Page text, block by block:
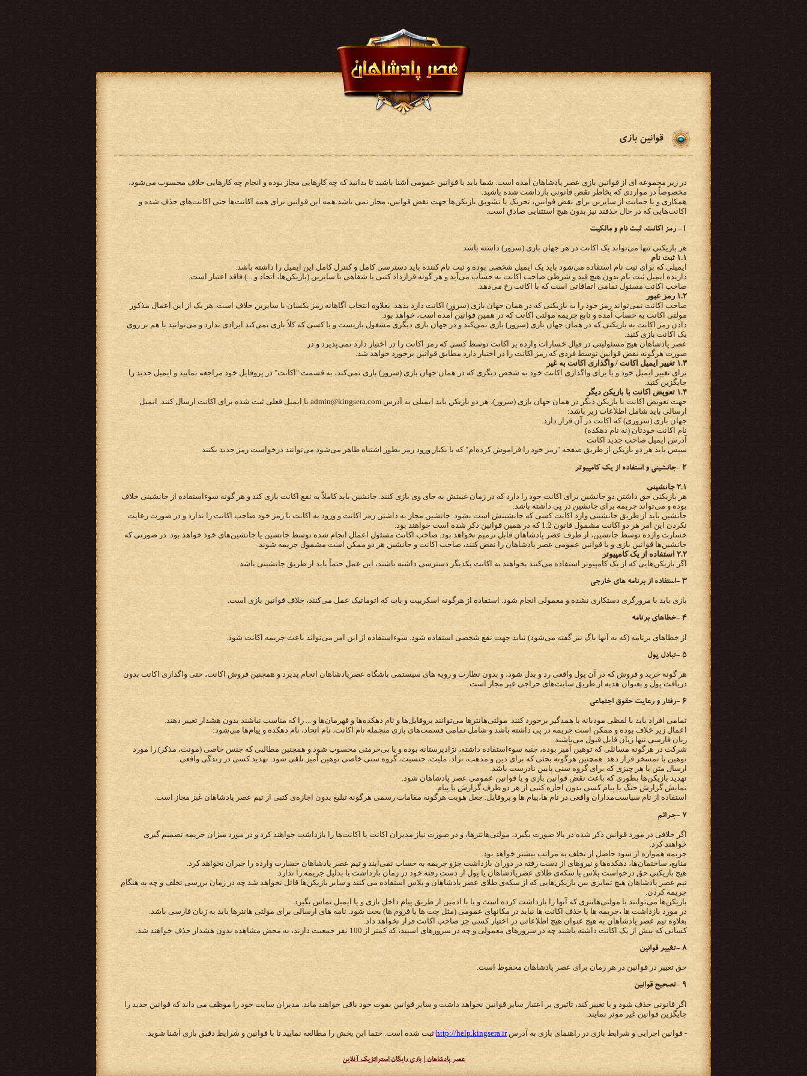
قوانین بازی
در زیر مجموعه ای از قوانین بازی عصر پادشاهان آمده است. شما باید با قوانین عمومی آشنا باشید تا بدانید که چه کارهایی مجاز بوده و انجام چه کارهایی خلاف محسوب می‌شود،
مخصوصاً در مواردی که بخاطر نقض قانونی بازداشت شده باشید.
همکاری و یا حمایت از سایرین برای نقض قوانین، تحریک یا تشویق بازیکن‌ها جهت نقض قوانین، مجاز نمی باشد.همه این قوانین برای همه اکانت‌ها حتی اکانت‌های حذف شده و
اکانت‌هایی که در حال حذفند نیز بدون هیچ استثنایی صادق است.
۱- رمز اکانت، ثبت نام و مالکیت
هر بازیکنی تنها می‌تواند یک اکانت در هر جهان بازی (سرور) داشته باشد.
۱.۱ ثبت نام
ایمیلی که برای ثبت نام استفاده می‌شود باید یک ایمیل شخصی بوده و ثبت نام کننده باید دسترسی کامل و کنترل کامل این ایمیل را داشته باشد.
دارنده ایمیل ثبت نام بدون هیچ قید و شرطی صاحب اکانت به حساب می‌آید و هر گونه قرارداد کتبی یا شفاهی با سایرین (بازیکن‌ها، اتحاد و ...) فاقد اعتبار است.
صاحب اکانت مسئول تمامی اتفاقاتی است که با اکانت رخ می‌دهد.
۱.۲ رمز عبور
صاحب اکانت نمی‌تواند رمز خود را به بازیکنی که در همان جهان بازی (سرور) اکانت دارد بدهد. بعلاوه انتخاب آگاهانه رمز یکسان با سایرین خلاف است. هر یک از این اعمال مذکور
مولتی اکانت به حساب آمده و تابع جریمه مولتی اکانت که در همین قوانین آمده است، خواهد بود.
دادن رمز اکانت به بازیکنی که در همان جهان بازی (سرور) بازی نمی‌کند و در جهان بازی دیگری مشغول بازیست و یا کسی که کلاً بازی نمی‌کند ایرادی ندارد و می‌توانید با هم بر روی
یک اکانت بازی کنید.
عصر پادشاهان هیچ مسئولیتی در قبال خسارات وارده بر اکانت توسط کسی که رمز اکانت را در اختیار دارد نمی‌پذیرد و در
صورت هرگونه نقض قوانین توسط فردی که رمز اکانت را در اختیار دارد مطابق قوانین برخورد خواهد شد.
۱.۳ تغییر ایمیل اکانت / واگذاری اکانت به غیر
برای تغییر ایمیل خود و یا برای واگذاری اکانت خود به شخص دیگری که در همان جهان بازی (سرور) بازی نمی‌کند، به قسمت "اکانت" در پروفایل خود مراجعه نمایید و ایمیل جدید را
جایگزین کنید.
۱.۴ تعویض اکانت با بازیکن دیگر
جهت تعویض اکانت با بازیکن دیگر در همان جهان بازی (سرور)، هر دو بازیکن باید ایمیلی به آدرس admin@kingsera.com با ایمیل فعلی ثبت شده برای اکانت ارسال کنند. ایمیل
ارسالی باید شامل اطلاعات زیر باشد:
جهان بازی (سروری) که اکانت در آن قرار دارد.
نام اکانت خودتان (نه نام دهکده)
آدرس ایمیل صاحب جدید اکانت
سپس باید هر دو بازیکن از طریق صفحه "رمز خود را فراموش کرده‌ام" که با یکبار ورود رمز بطور اشتباه ظاهر می‌شود می‌توانند درخواست رمز جدید بکنند.
۲ -جانشینی و استفاده از یک کامپیوتر
۲.۱ جانشینی
هر بازیکنی حق داشتن دو جانشین برای اکانت خود را دارد که در زمان غیبتش به جای وی بازی کنند. جانشین باید کاملاً به نفع اکانت بازی کند و هر گونه سوءاستفاده از جانشینی خلاف
بوده و می‌تواند جریمه برای جانشین در پی داشته باشد.
جانشین باید از طریق جانشینی وارد اکانت کسی که جانشینش است بشود. جانشین مجاز به داشتن رمز اکانت و ورود به اکانت با رمز خود صاحب اکانت را ندارد و در صورت رعایت
نکردن این امر هر دو اکانت مشمول قانون 1.2 که در همین قوانین ذکر شده است خواهند بود.
خسارت وارده توسط جانشین، از طرف عصر پادشاهان قابل ترمیم نخواهد بود. صاحب اکانت مسئول اعمال انجام شده توسط جانشین یا جانشین‌های خود خواهد بود. در صورتی که
جانشین‌ها قوانین بازی و یا قوانین عمومی عصر پادشاهان را نقض کنند، صاحب اکانت و جانشین هر دو ممکن است مشمول جریمه شوند.
۲.۲ استفاده از یک کامپیوتر
اگر بازیکن‌هایی که از یک کامپیوتر استفاده می‌کنند بخواهند به اکانت یکدیگر دسترسی داشته باشند، این عمل حتماً باید از طریق جانشینی باشد.
۳ -استفاده از برنامه های خارجی
بازی باید با مرورگری دستکاری نشده و معمولی انجام شود. استفاده از هرگونه اسکریپت و بات که اتوماتیک عمل می‌کنند، خلاف قوانین بازی است.
۴ -خطاهای برنامه
از خطاهای برنامه (که به آنها باگ نیز گفته می‌شود) نباید جهت نفع شخصی استفاده شود. سوءاستفاده از این امر می‌تواند باعث جریمه اکانت شود.
۵ -تبادل پول
هر گونه خرید و فروش که در آن پول واقعی رد و بدل شود، و بدون نظارت و رویه های سیستمی باشگاه عصرپادشاهان انجام پذیرد و همچنین فروش اکانت، حتی واگذاری اکانت بدون
دریافت پول و بعنوان هدیه از طریق سایت‌های حراجی غیر مجاز است.
۶ -رفتار و رعایت حقوق اجتماعی
تمامی افراد باید با لفظی مودبانه با همدگیر برخورد کنند. مولتی‌هانترها می‌توانند پروفایل‌ها و نام دهکده‌ها و قهرمان‌ها و ... را که مناسب نباشند بدون هشدار تغییر دهند.
اعمال زیر خلاف بوده و ممکن است جریمه در پی داشته باشد و شامل تمامی قسمت‌های بازی منجمله نام اکانت، نام اتحاد، نام دهکده و پیام‌ها می‌شود:
زبان فارسی تنها زبان‌ قابل قبول می‌باشند.
شرکت در هرگونه مسائلی که توهین آمیز بوده، جنبه سوءاستفاده داشته، نژادپرستانه بوده و یا بی‌حرمتی محسوب شود و همچنین مطالبی که جنس خاصی (مونث، مذکر) را مورد
توهین یا تمسخر قرار دهد. همچنین هرگونه بحثی که برای دین و مذهب، نژاد، ملیت، جنسیت، گروه سنی خاصی توهین آمیز تلقی شود. تهدید کسی در زندگی واقعی.
ارسال متن یا هر چیزی که برای گروه سنی پایین نادرست باشد.
تهدید بازیکن‌ها بطوری که باعث نقض قوانین بازی و یا قوانین عمومی عصر پادشاهان شود.
نمایش گزارش جنگ یا پیام کسی بدون اجازه کتبی از هر دو طرف گزارش یا پیام.
استفاده از نام سیاست‌مداران واقعی در نام ها،پیام ها و پروفایل. جعل هویت هرگونه مقامات رسمی هرگونه تبلیغ بدون اجازه‌ی کتبی از تیم عصر پادشاهان غیز مجاز است.
۷ -جرائم
اگر خلافی در مورد قوانین ذکر شده در بالا صورت بگیرد، مولتی‌هانترها، و در صورت نیاز مدیران اکانت یا اکانت‌ها را بازداشت خواهند کرد و در مورد میزان جریمه تصمیم گیری
خواهند کرد.
جریمه همواره از سود حاصل از تخلف به مراتب بیشتر خواهد بود.
منابع، ساختمان‌ها، دهکده‌ها و نیروهای از دست رفته در دوران بازداشت جزو جریمه به حساب نمی‌آیند و تیم عصر پادشاهان خسارت وارده را جبران نخواهد کرد.
هیچ بازیکنی حق درخواست پلاس یا سکه‌ی طلای عصرپادشاهان یا پول از دست رفته خود در زمان بازداشت یا بدلیل جریمه را ندارد.
تیم عصر پادشاهان هیچ تمایزی بین بازیکن‌هایی که از سکه‌ی طلای عصر پادشاهان و پلاس استفاده می کنند و سایر بازیکن‌ها قائل نخواهد شد چه در زمان بررسی تخلف و چه به هنگام
جریمه کردن.
بازیکن‌ها می‌توانند با مولتی‌هانتری که آنها را بازداشت کرده است و یا با ادمین از طریق پیام داخل بازی و یا ایمیل تماس بگیرد.
در مورد بازداشت ها ،جریمه ها یا حذف اکانت ها نباید در مکانهای عمومی (مثل چت ها یا فروم ها) بحث شود. نامه های ارسالی برای مولتی هانترها باید به زبان فارسی باشد.
بعلاوه تیم عصر پادشاهان به هیچ عنوان هیچ اطلاعاتی در اختیار کسی جز صاحب اکانت قرار نخواهد داد.
کسانی که بیش از یک اکانت داشته باشند چه در سرورهای معمولی و چه در سرورهای اسپید، که کمتر از 100 نفر جمعیت دارند، به محض مشاهده بدون هشدار حذف خواهند شد.
۸ -تغییر قوانین
حق تغییر در قوانین در هر زمان برای عصر پادشاهان محفوظ است.
۹ -تصحیح قوانین
اگر قانونی حذف شود و یا تغییر کند، تاثیری بر اعتبار سایر قوانین نخواهد داشت و سایر قوانین بقوت خود باقی خواهند ماند. مدیران سایت خود را موظف می داند که قوانین جدید را
جایگزین قوانین غیر موثر نمایند.
- قوانین اجرایی و شرایط بازی در راهنمای بازی به آدرسhttp://help.kingsera.ir ثبت شده است. حتما این بخش را مطالعه نمایید تا با قوانین و شرایط دقیق بازی آشنا شوید.
عصر پادشاهان | بازی رایگان استراتژیک آنلاین